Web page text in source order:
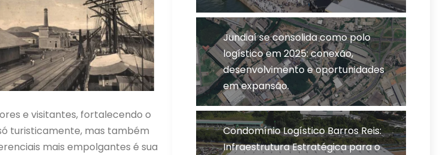
e visitantes, fortalecendo o
turisticamente, mas também
mais empolgantes é sua
Jundiaí se consolida como polo
logístico em 2025: conexão,
desenvolvimento e oportunidades
em expansão.
Condomínio Logístico Barros Reis:
Infraestrutura Estratégica para o